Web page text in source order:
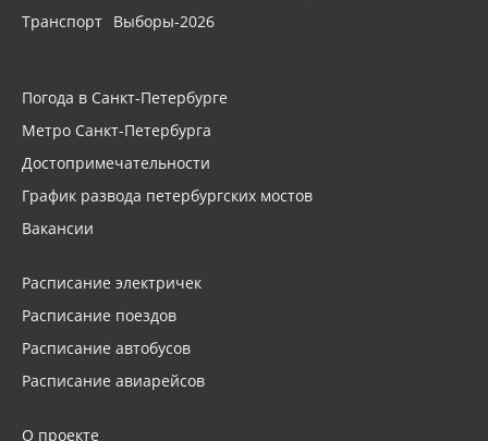
Транспорт Выборы-2026
Погода в Санкт-Петербурге
Метро Санкт-Петербурга
Достопримечательности
График развода петербургских мостов
Вакансии
Расписание электричек
Расписание поездов
Расписание автобусов
Расписание авиарейсов
О проекте